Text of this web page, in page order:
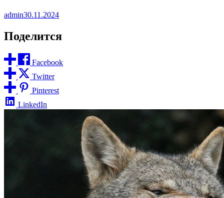
admin30.11.2024
Поделится
Facebook
Twitter
Pinterest
LinkedIn